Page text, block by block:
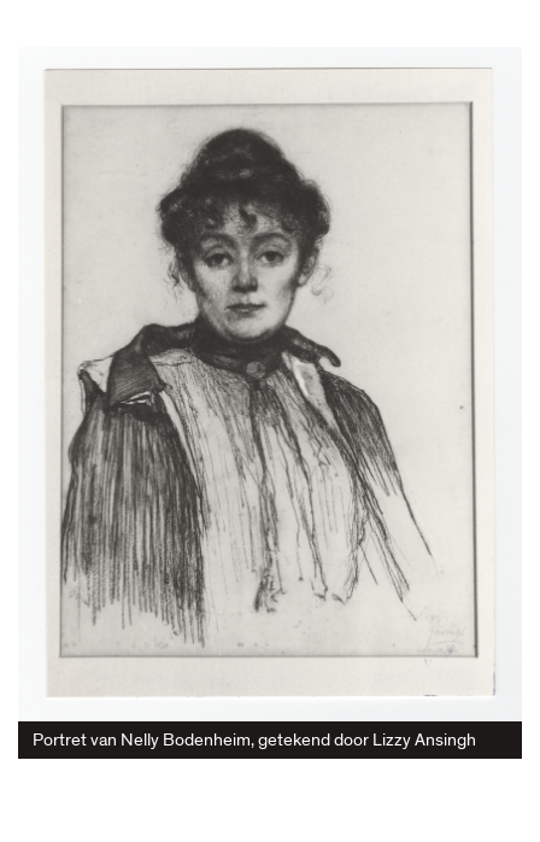
Portret van Nelly Bodenheim, getekend door Lizzy Ansingh